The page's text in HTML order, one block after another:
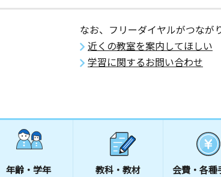
なお、フリーダイヤルがつなが
近くの教室を案内してほしい
学習に関するお問い合わせ
年齢・学年 教科・教材 会費・ 各種